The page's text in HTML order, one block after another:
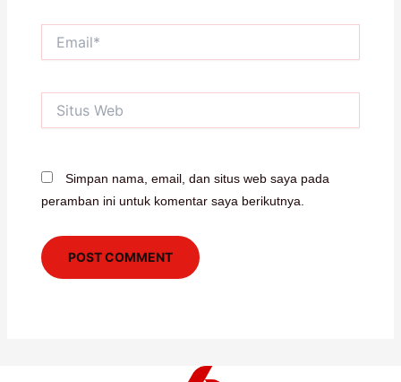
Web
Simpan nama, email, dan situs web saya pada
peramban ini untuk komentar saya berikutnya.